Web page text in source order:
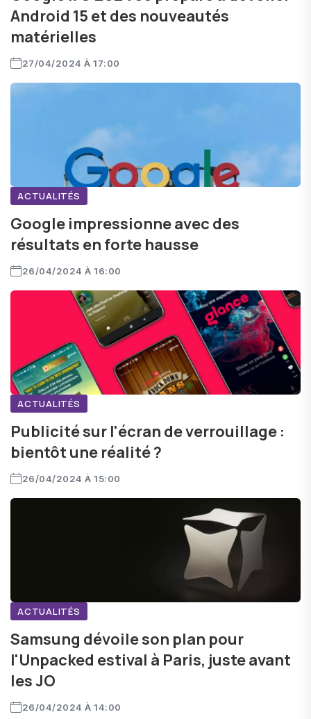
Android 15 et des nouveautés
matérielles
27/04/2024 À 17:00
ACTUALITÉS
Google impressionne avec des
résultats en forte hausse
26/04/2024 À 16:00
ACTUALITÉS
Publicité sur l'écran de verrouillage :
bientôt une réalité ?
26/04/2024 À 15:00
ACTUALITÉS
Samsung dévoile son plan pour
l'Unpacked estival à Paris, juste avant
les JO
26/04/2024 À 14:00